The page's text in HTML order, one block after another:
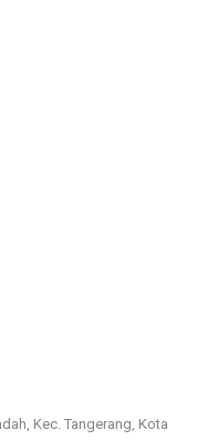
Kec. Tangerang, Kota